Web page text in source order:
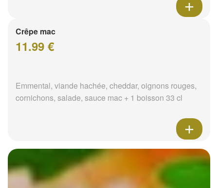
Crêpe mac
11.99 €
Emmental, viande hachée, cheddar, oignons rouges,
cornichons, salade, sauce mac + 1 boisson 33 cl